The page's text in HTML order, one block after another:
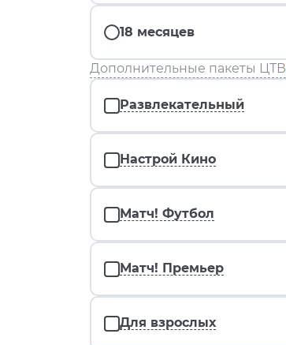
18 месяцев
Дополнительные пакеты ЦТВ
Развлекательный
Настрой Кино
Матч! Футбол
Матч! Премьер
Для взрослых